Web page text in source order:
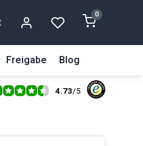
0
Freigabe Blog
4.73/5